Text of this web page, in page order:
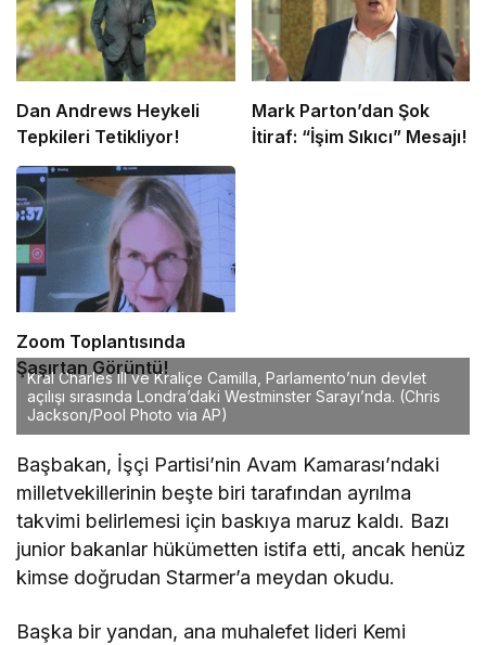
Dan Andrews Heykeli
Tepkileri Tetikliyor!
Mark Parton’dan Şok
İtiraf: “İşim Sıkıcı” Mesajı!
Zoom Toplantısında
Şaşırtan Görüntü!
Kral Charles III ve Kraliçe Camilla, Parlamento’nun devlet
açılışı sırasında Londra’daki Westminster Sarayı’nda. (Chris
Jackson/Pool Photo via AP)
Başbakan, İşçi Partisi’nin Avam Kamarası’ndaki
milletvekillerinin beşte biri tarafından ayrılma
takvimi belirlemesi için baskıya maruz kaldı. Bazı
junior bakanlar hükümetten istifa etti, ancak henüz
kimse doğrudan Starmer’a meydan okudu.
Başka bir yandan, ana muhalefet lideri Kemi